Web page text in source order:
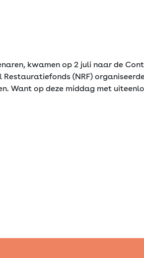
kwamen op 2 juli naar de
(NRF)
Want op deze middag met